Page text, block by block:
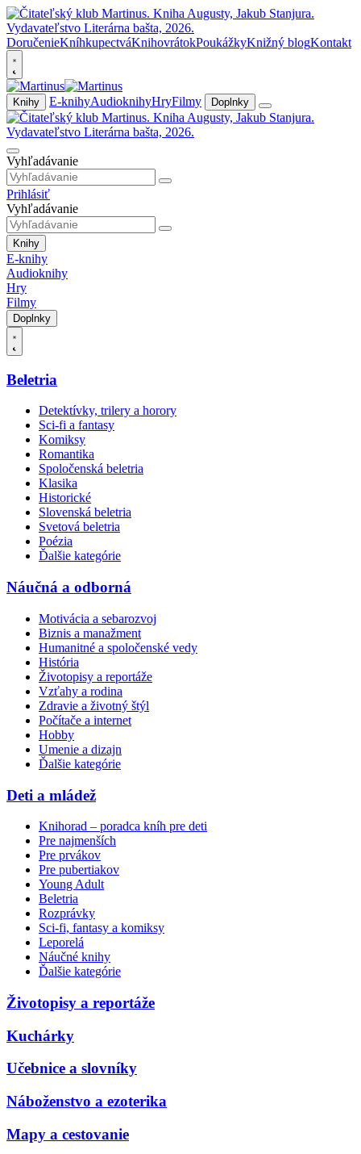
DoručenieKníhkupectváKnihovrátokPoukážkyKnižný blogKontakt
Knihy E-knihyAudioknihyHryFilmy Doplnky
Vyhľadávanie
Prihlásiť
Vyhľadávanie
Knihy
E-knihy
Audioknihy
Hry
Filmy
Doplnky
Beletria
Detektívky, trilery a horory
Sci-fi a fantasy
Komiksy
Romantika
Spoločenská beletria
Klasika
Historické
Slovenská beletria
Svetová beletria
Poézia
Ďalšie kategórie
Náučná a odborná
Motivácia a sebarozvoj
Biznis a manažment
Humanitné a spoločenské vedy
História
Životopisy a reportáže
Vzťahy a rodina
Zdravie a životný štýl
Počítače a internet
Hobby
Umenie a dizajn
Ďalšie kategórie
Deti a mládež
Knihorad – poradca kníh pre deti
Pre najmenších
Pre prvákov
Pre pubertiakov
Young Adult
Beletria
Rozprávky
Sci-fi, fantasy a komiksy
Leporelá
Náučné knihy
Ďalšie kategórie
Životopisy a reportáže
Kuchárky
Učebnice a slovníky
Náboženstvo a ezoterika
Mapy a cestovanie